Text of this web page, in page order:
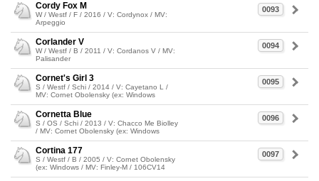
0093
Cordy Fox M
W / Westf / F / 2016 / V: Cordynox / MV:
Arpeggio
0094
Corlander V
W / Westf / B / 2011 / V: Cordanos V / MV:
Palisander
0095
Cornet's Girl 3
S / Westf / Schi / 2014 / V: Cayetano L /
MV: Cornet Obolensky (ex: Windows
0096
Cornetta Blue
S / OS / Schi / 2013 / V: Chacco Me Biolley
/ MV: Cornet Obolensky (ex: Windows
0097
Cortina 177
S / Westf / B / 2005 / V: Cornet Obolensky
(ex: Windows / MV: Finley-M / 106CV14